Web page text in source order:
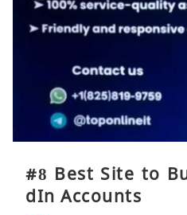
#8 Best Site to
dIn Accounts